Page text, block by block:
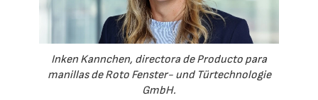
Inken Kannchen, directora de Producto para
manillas de Roto Fenster- und Türtechnologie
GmbH.